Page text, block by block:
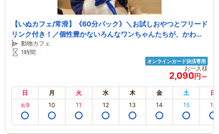
【いぬカフェ/常滑】《60分パック》＼お試しおやつとフリード
リンク付き！／個性豊かないろんなワンちゃんたちが、かわい
いしっぽをふりふりしながら今日もあなたとの素敵な出逢いを
楽しみにお待ちしております
動物カフェ
1時間
オンラインカード決済専用
お一人様
2,090円～
日 月 火 水 木 金 土 日
8/9 10 11 12 13 14 15 16